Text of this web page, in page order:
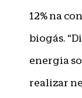
12% na
biogás.
energia
realizar